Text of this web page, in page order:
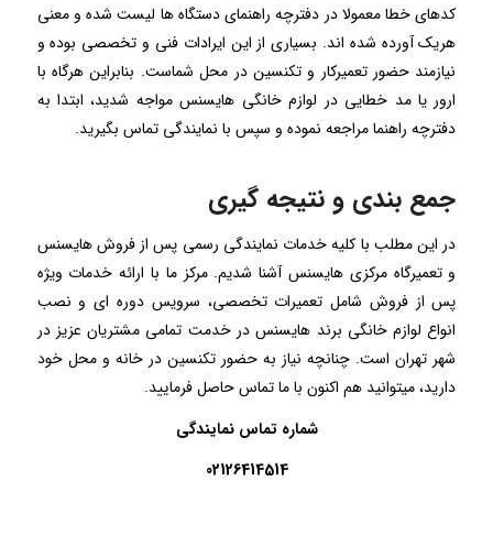
کدهای خطا معمولا در دفترچه راهنمای دستگاه ها لیست شده و معنی
هریک آورده شده اند. بسیاری از این ایرادات فنی و تخصصی بوده و
نیازمند حضور تعمیرکار و تکنسین در محل شماست. بنابراین هرگاه با
ارور یا مد خطایی در لوازم خانگی هایسنس مواجه شدید، ابتدا به
دفترچه راهنما مراجعه نموده و سپس با نمایندگی تماس بگیرید.
جمع بندی و نتیجه گیری
در این مطلب با کلیه خدمات نمایندگی رسمی پس از فروش هایسنس
و تعمیرگاه مرکزی هایسنس آشنا شدیم. مرکز ما با ارائه خدمات ویژه
پس از فروش شامل تعمیرات تخصصی، سرویس دوره ای و نصب
انواع لوازم خانگی برند هایسنس در خدمت تمامی مشتریان عزیز در
شهر تهران است. چنانچه نیاز به حضور تکنسین در خانه و محل خود
دارید، میتوانید هم اکنون با ما تماس حاصل فرمایید.
شماره تماس نمایندگی
02126414514